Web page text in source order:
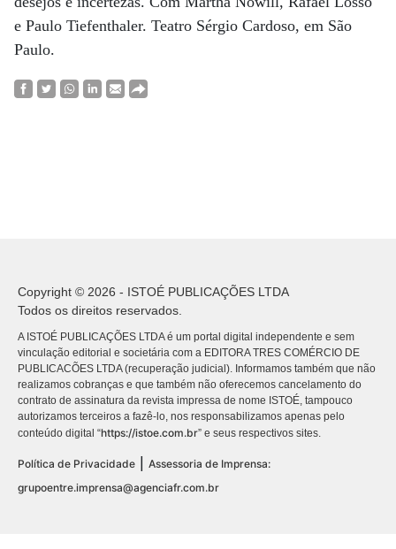
e Paulo Tiefenthaler. Teatro Sérgio Cardoso, em São
Paulo.
Copyright © 2026 - ISTOÉ PUBLICAÇÕES LTDA
Todos os direitos reservados.
A ISTOÉ PUBLICAÇÕES LTDA é um portal digital independente e sem
vinculação editorial e societária com a EDITORA TRES COMÉRCIO DE
PUBLICACÕES LTDA (recuperação judicial). Informamos também que não
realizamos cobranças e que também não oferecemos cancelamento do
contrato de assinatura da revista impressa de nome ISTOÉ, tampouco
autorizamos terceiros a fazê-lo, nos responsabilizamos apenas pelo
conteúdo digital “https://istoe.com.br” e seus respectivos sites.
Política de Privacidade
Assessoria de Imprensa:
grupoentre.imprensa@agenciafr.com.br